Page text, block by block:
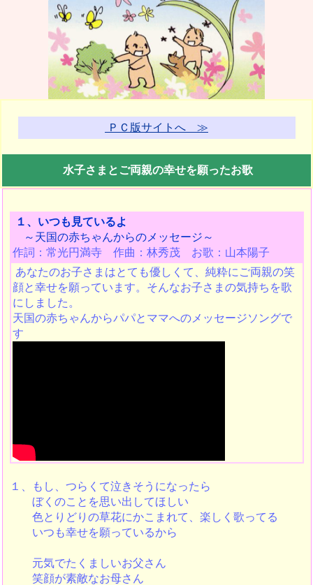
ＰＣ版サイトへ ≫
水子さまとご両親の幸せを願ったお歌
１、いつも見ているよ
～天国の赤ちゃんからのメッセージ～
作詞：常光円満寺 作曲：林秀茂 お歌：山本陽子
あなたのお子さまはとても優しくて、純粋にご両親の笑
顔と幸せを願っています。そんなお子さまの気持ちを歌
にしました。
天国の赤ちゃんからパパとママへのメッセージソングで
す
１、もし、つらくて泣きそうになったら
ぼくのことを思い出してほしい
色とりどりの草花にかこまれて、楽しく歌ってる
いつも幸せを願っているから
元気でたくましいお父さん
笑顔が素敵なお母さん